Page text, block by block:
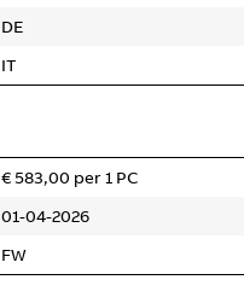
DE
IT
€ 583,00 per 1 PC
01-04-2026
FW